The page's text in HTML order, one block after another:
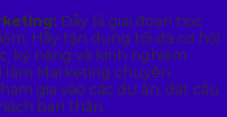
Đây là giai đoạn học
Hãy tận dụng tối đa cơ hội
kỹ năng và kinh nghiệm
Marketing chuyên
gia vào các dự án, đặt câu
bản thân.